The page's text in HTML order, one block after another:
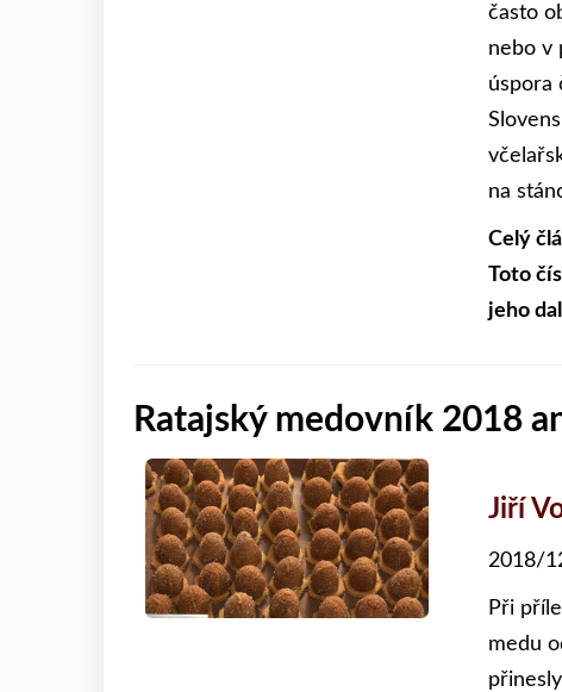
často
nebo v
úspora
na
Celý
Toto
jeho
Ratajský medovník 2018
Jiří
2018/
Při
medu